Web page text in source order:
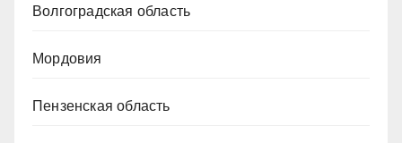
Волгоградская область
Мордовия
Пензенская область